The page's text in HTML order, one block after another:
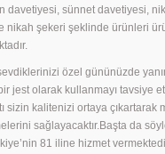
davetiyesi, sünnet davetiyesi,
nikah şekeri şeklinde ürünleri
özel gününüzde
jest olarak kullanmayı tavsiye
sizin kalitenizi ortaya
sağlayacaktır.Başta da
81 iline hizmet